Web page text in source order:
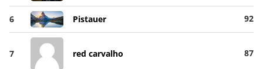
6 Pistauer 92
7 red carvalho 87